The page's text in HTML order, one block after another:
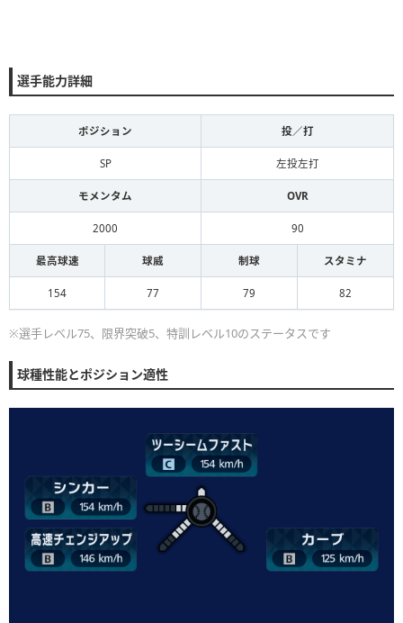
選手能力詳細
ポジション 投／打
SP 左投左打
モメンタム OVR
2000 90
最高球速 球威 制球 スタミナ
154 77 79 82
※選手レベル75、限界突破5、特訓レベル10のステータスです
球種性能とポジション適性